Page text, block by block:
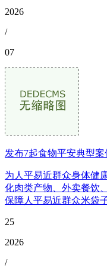
2026
/
07
发布7起食物平安典型
为人平易近群众身体健
化肉类产物、外卖餐饮
保障人平易近群众米袋
25
2026
/